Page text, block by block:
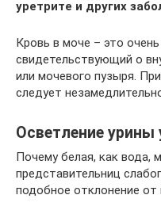
уретрите и других
Кровь в моче – это очень
свидетельствующий о
или мочевого пузыря.
следует
Осветление
Почему белая, как вода,
представительниц
подобное отклонение